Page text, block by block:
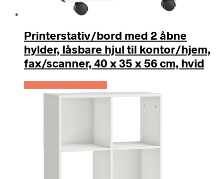
Printerstativ/bord med 2 åbne
hylder, låsbare hjul til kontor/hjem,
fax/scanner, 40 x 35 x 56 cm, hvid